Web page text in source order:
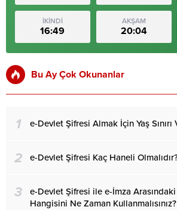
İKİNDİ
16:49
AKŞAM
20:04
Bu Ay Çok Okunanlar
1 e-Devlet Şifresi Almak İçin Yaş Sınırı
2 e-Devlet Şifresi Kaç Haneli
3
e-Devlet Şifresi ile e-İmza
Hangisini Ne Zaman Kullanmalısınız?